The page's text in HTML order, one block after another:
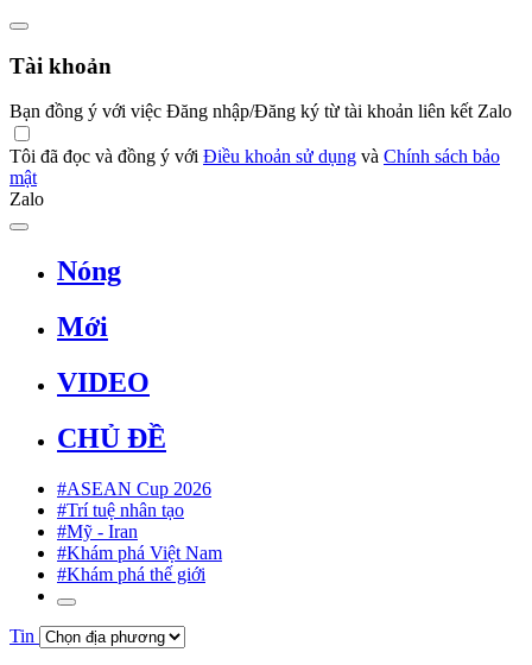
Tài khoản
Bạn đồng ý với việc Đăng nhập/Đăng ký từ tài khoản liên kết Zalo
Tôi đã đọc và đồng ý với Điều khoản sử dụng và Chính sách bảo
mật
Zalo
Nóng
Mới
VIDEO
CHỦ ĐỀ
#ASEAN Cup 2026
#Trí tuệ nhân tạo
#Mỹ - Iran
#Khám phá Việt Nam
#Khám phá thế giới
Tin